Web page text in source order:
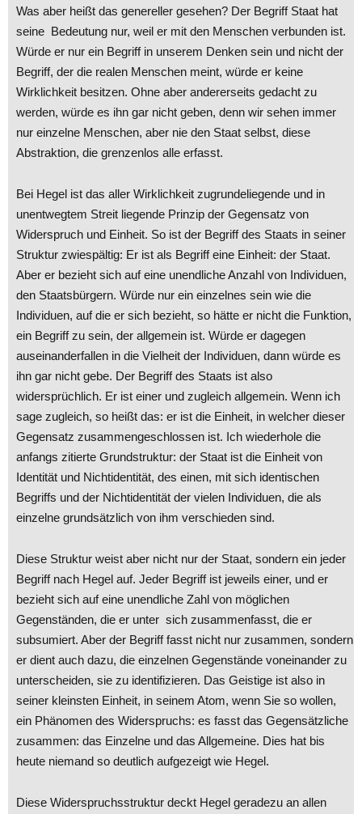
Was aber heißt das genereller gesehen? Der Begriff Staat hat
seine Bedeutung nur, weil er mit den Menschen verbunden ist.
Würde er nur ein Begriff in unserem Denken sein und nicht der
Begriff, der die realen Menschen meint, würde er keine
Wirklichkeit besitzen. Ohne aber andererseits gedacht zu
werden, würde es ihn gar nicht geben, denn wir sehen immer
nur einzelne Menschen, aber nie den Staat selbst, diese
Abstraktion, die grenzenlos alle erfasst.
Bei Hegel ist das aller Wirklichkeit zugrundeliegende und in
unentwegtem Streit liegende Prinzip der Gegensatz von
Widerspruch und Einheit. So ist der Begriff des Staats in seiner
Struktur zwiespältig: Er ist als Begriff eine Einheit: der Staat.
Aber er bezieht sich auf eine unendliche Anzahl von Individuen,
den Staatsbürgern. Würde nur ein einzelnes sein wie die
Individuen, auf die er sich bezieht, so hätte er nicht die Funktion,
ein Begriff zu sein, der allgemein ist. Würde er dagegen
auseinanderfallen in die Vielheit der Individuen, dann würde es
ihn gar nicht gebe. Der Begriff des Staats ist also
widersprüchlich. Er ist einer und zugleich allgemein. Wenn ich
sage zugleich, so heißt das: er ist die Einheit, in welcher dieser
Gegensatz zusammengeschlossen ist. Ich wiederhole die
anfangs zitierte Grundstruktur: der Staat ist die Einheit von
Identität und Nichtidentität, des einen, mit sich identischen
Begriffs und der Nichtidentität der vielen Individuen, die als
einzelne grundsätzlich von ihm verschieden sind.
Diese Struktur weist aber nicht nur der Staat, sondern ein jeder
Begriff nach Hegel auf. Jeder Begriff ist jeweils einer, und er
bezieht sich auf eine unendliche Zahl von möglichen
Gegenständen, die er unter sich zusammenfasst, die er
subsumiert. Aber der Begriff fasst nicht nur zusammen, sondern
er dient auch dazu, die einzelnen Gegenstände voneinander zu
unterscheiden, sie zu identifizieren. Das Geistige ist also in
seiner kleinsten Einheit, in seinem Atom, wenn Sie so wollen,
ein Phänomen des Widerspruchs: es fasst das Gegensätzliche
zusammen: das Einzelne und das Allgemeine. Dies hat bis
heute niemand so deutlich aufgezeigt wie Hegel.
Diese Widerspruchsstruktur deckt Hegel geradezu an allen